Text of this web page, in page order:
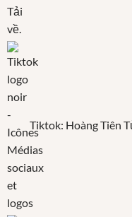
Tiktok: Hoàng Tiên